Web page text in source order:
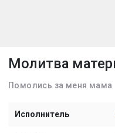
Молитва
Помолись за меня мама
Исполнитель